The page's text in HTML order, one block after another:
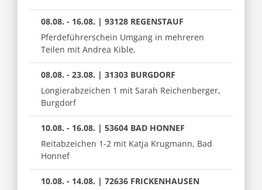
08.08. - 16.08. | 93128 REGENSTAUF
Pferdeführerschein Umgang in mehreren
Teilen mit Andrea Kible,
08.08. - 23.08. | 31303 BURGDORF
Longierabzeichen 1 mit Sarah Reichenberger,
Burgdorf
10.08. - 16.08. | 53604 BAD HONNEF
Reitabzeichen 1-2 mit Katja Krugmann, Bad
Honnef
10.08. - 14.08. | 72636 FRICKENHAUSEN